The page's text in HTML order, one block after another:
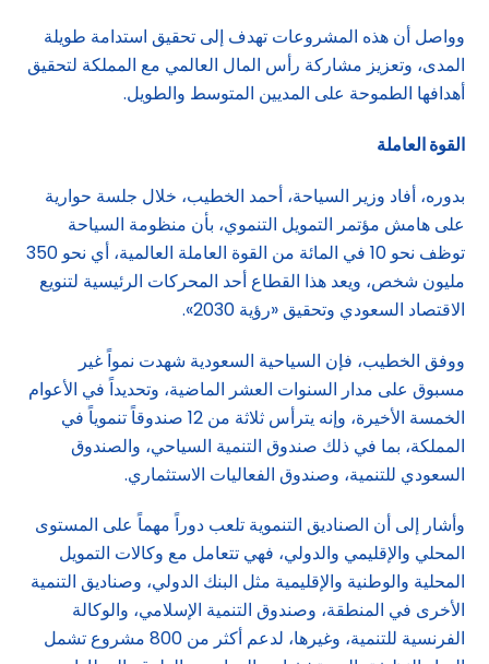
وواصل أن هذه المشروعات تهدف إلى تحقيق استدامة طويلة
المدى، وتعزيز مشاركة رأس المال العالمي مع المملكة لتحقيق
أهدافها الطموحة على المديين المتوسط والطويل.
القوة العاملة
بدوره، أفاد وزير السياحة، أحمد الخطيب، خلال جلسة حوارية
على هامش مؤتمر التمويل التنموي، بأن منظومة السياحة
توظف نحو 10 في المائة من القوة العاملة العالمية، أي نحو 350
مليون شخص، ويعد هذا القطاع أحد المحركات الرئيسية لتنويع
الاقتصاد السعودي وتحقيق «رؤية 2030».
ووفق الخطيب، فإن السياحية السعودية شهدت نمواً غير
مسبوق على مدار السنوات العشر الماضية، وتحديداً في الأعوام
الخمسة الأخيرة، وإنه يترأس ثلاثة من 12 صندوقاً تنموياً في
المملكة، بما في ذلك صندوق التنمية السياحي، والصندوق
السعودي للتنمية، وصندوق الفعاليات الاستثماري.
وأشار إلى أن الصناديق التنموية تلعب دوراً مهماً على المستوى
المحلي والإقليمي والدولي، فهي تتعامل مع وكالات التمويل
المحلية والوطنية والإقليمية مثل البنك الدولي، وصناديق التنمية
الأخرى في المنطقة، وصندوق التنمية الإسلامي، والوكالة
الفرنسية للتنمية، وغيرها، لدعم أكثر من 800 مشروع تشمل